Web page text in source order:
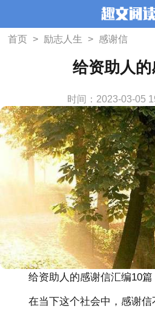
首页 > 励志人生 > 感谢信
给资助人
时间：2023-03-05
给资助人的感谢信汇编10篇
在当下这个社会中，感谢